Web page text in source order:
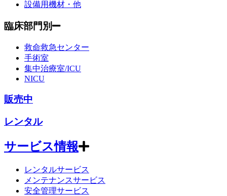
設備用機材・他
臨床部門別
救命救急センター
手術室
集中治療室/ICU
NICU
販売中
レンタル
サービス情報
レンタルサービス
メンテナンスサービス
安全管理サービス